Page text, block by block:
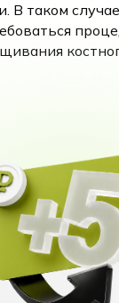
В таком